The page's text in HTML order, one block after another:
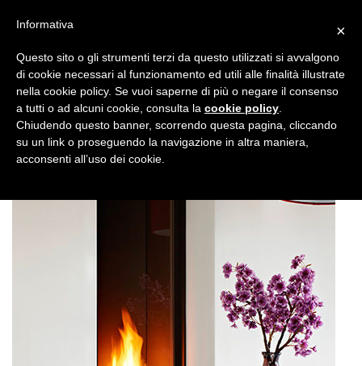
×
Informativa
Questo sito o gli strumenti terzi da questo utilizzati si avvalgono
di cookie necessari al funzionamento ed utili alle finalità illustrate
nella cookie policy. Se vuoi saperne di più o negare il consenso
a tutti o ad alcuni cookie, consulta la cookie policy
Chiudendo questo banner, scorrendo questa pagina, cliccando
su un link o proseguendo la navigazione in altra maniera,
acconsenti all’uso dei cookie.